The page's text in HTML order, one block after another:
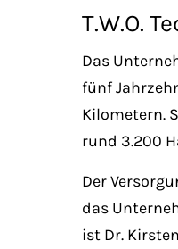
T.W.O.
Das
fünf
Kilometern.
rund 3.200
Der
das
ist Dr.